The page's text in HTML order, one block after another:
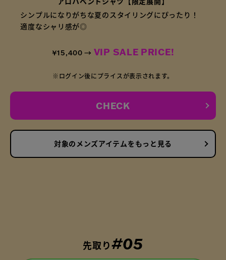
シンプルになりがちな夏のスタイリングにぴったり！
適度なシャリ感が◎
¥15,400 → VIP SALE PRICE!
※ログイン後にプライスが表示されます。
CHECK
対象のメンズアイテムをもっと見る
先取り#05